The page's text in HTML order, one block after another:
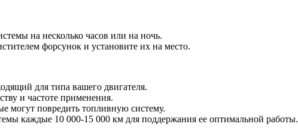
на несколько часов или на ночь.
форсунок и установите их на место.
для типа вашего двигателя.
и частоте применения.
могут повредить топливную систему.
каждые 10 000-15 000 км для поддержания ее оптимальной работы.